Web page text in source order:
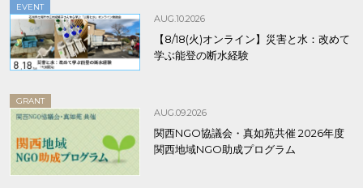
EVENT
AUG.10.2026
【8/18(火)オンライン】災害と水：改めて
学ぶ能登の断水経験
GRANT
AUG.09.2026
関西NGO協議会・真如苑共催 2026年度
関西地域NGO助成プログラム